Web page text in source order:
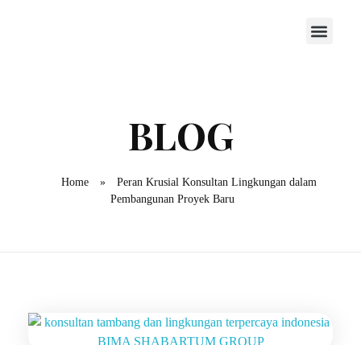
Home »
Peran Krusial Konsultan Lingkungan dalam
Pembangunan Proyek Baru